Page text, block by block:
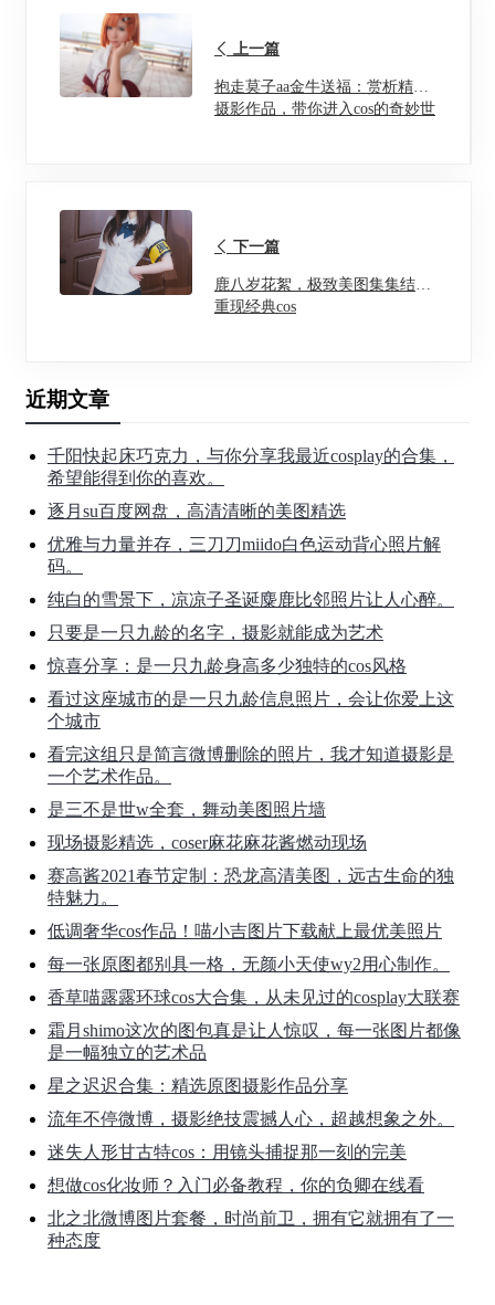
上一篇
抱走莫子aa金牛送福：赏析精美
摄影作品，带你进入cos的奇妙世
下一篇
鹿八岁花絮，极致美图集集结，
重现经典cos
近期文章
千阳快起床巧克力，与你分享我最近cosplay的合集，
希望能得到你的喜欢。
逐月su百度网盘，高清清晰的美图精选
优雅与力量并存，三刀刀miido白色运动背心照片解
码。
纯白的雪景下，凉凉子圣诞麋鹿比邻照片让人心醉。
只要是一只九龄的名字，摄影就能成为艺术
惊喜分享：是一只九龄身高多少独特的cos风格
看过这座城市的是一只九龄信息照片，会让你爱上这
个城市
看完这组只是简言微博删除的照片，我才知道摄影是
一个艺术作品。
是三不是世w全套，舞动美图照片墙
现场摄影精选，coser麻花麻花酱燃动现场
赛高酱2021春节定制：恐龙高清美图，远古生命的独
特魅力。
低调奢华cos作品！喵小吉图片下载献上最优美照片
每一张原图都别具一格，无颜小天使wy2用心制作。
香草喵露露环球cos大合集，从未见过的cosplay大联赛
霜月shimo这次的图包真是让人惊叹，每一张图片都像
是一幅独立的艺术品
星之迟迟合集：精选原图摄影作品分享
流年不停微博，摄影绝技震撼人心，超越想象之外。
迷失人形甘古特cos：用镜头捕捉那一刻的完美
想做cos化妆师？入门必备教程，你的负卿在线看
北之北微博图片套餐，时尚前卫，拥有它就拥有了一
种态度